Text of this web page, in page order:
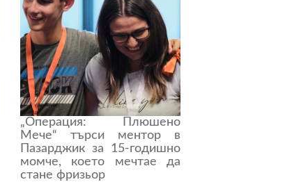
„Операция: Плюшено
Мече“ търси ментор в
Пазарджик за 15-годишно
момче, което мечтае да
стане фризьор